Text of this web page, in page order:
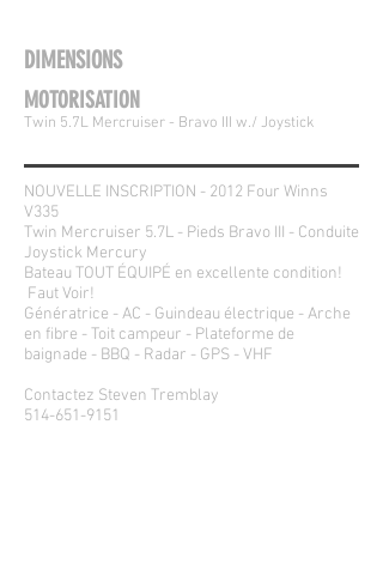
DIMENSIONS
MOTORISATION
Twin 5.7L Mercruiser - Bravo III w./ Joystick
NOUVELLE INSCRIPTION - 2012 Four Winns
V335
Twin Mercruiser 5.7L - Pieds Bravo III - Conduite
Joystick Mercury
Bateau TOUT ÉQUIPÉ en excellente condition!
Faut Voir!
Génératrice - AC - Guindeau électrique - Arche
en fibre - Toit campeur - Plateforme de
baignade - BBQ - Radar - GPS - VHF
Contactez Steven Tremblay
514-651-9151